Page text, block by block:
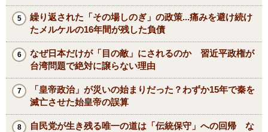
繰り返された「その場しのぎ」の政策...痛みを避け続け
たメルケルの16年間が残した負債
なぜ日本だけが「目の敵」にされるのか 習近平政権が
台湾問題で絶対に譲らない理由
「皇帝政治」が災いの始まりだった？わずか15年で秦を
滅亡させた始皇帝の誤算
自民党が生き残る唯一の道は「伝統保守」への回帰 な